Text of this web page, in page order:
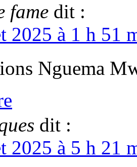
fame dit :
2025 à 1 h 51
Nguema
dit :
2025 à 5 h 21